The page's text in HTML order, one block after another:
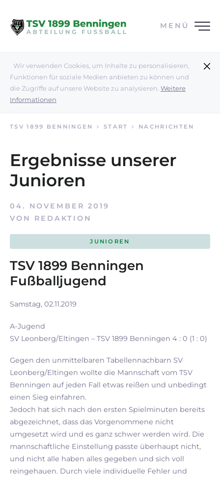
MENÜ
Wir verwenden Cookies, um Inhalte zu personalisieren,
Funktionen für soziale Medien anbieten zu können und
die Zugriffe auf unsere Website zu analysieren. Weitere
Informationen
TSV 1899 BENNINGEN START NACHRICHTEN
Ergebnisse unserer
Junioren
04. NOVEMBER 2019
VON REDAKTION
JUNIOREN
TSV 1899 Benningen
Fußballjugend
Samstag, 02.11.2019
A-Jugend
SV Leonberg/Eltingen – TSV 1899 Benningen 4 : 0 (1 : 0)
Gegen den unmittelbaren Tabellennachbarn SV
Leonberg/Eltingen wollte die Mannschaft vom TSV
Benningen auf jeden Fall etwas reißen und unbedingt
einen Sieg einfahren.
Jedoch hat sich nach den ersten Spielminuten bereits
abgezeichnet, dass das Vorgenommene nicht
umgesetzt wird und es ganz schwer werden wird. Die
mannschaftliche Einstellung passte überhaupt nicht,
und nicht alle haben alles gegeben und sich voll
reingehauen. Durch viele individuelle Fehler und